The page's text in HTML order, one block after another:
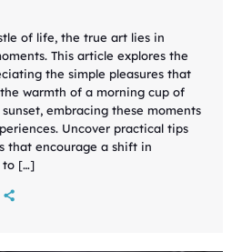
of life, the true art lies in
This article explores the
the simple pleasures that
warmth of a morning cup of
embracing these moments
Uncover practical tips
that encourage a shift in
to […]